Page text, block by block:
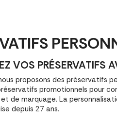
VOS PRÉSERVATIFS
proposons des préservatifs
promotionnels pour
de marquage. La
depuis 27 ans.